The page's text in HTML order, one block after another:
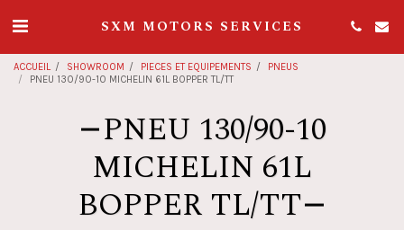
SXM MOTORS SERVICES
ACCUEIL SHOWROOM PIECES ET EQUIPEMENTS
PNEUS
PNEU 130/90-10 MICHELIN 61L BOPPER TL/TT
PNEU 130/90-10
MICHELIN 61L
BOPPER TL/TT